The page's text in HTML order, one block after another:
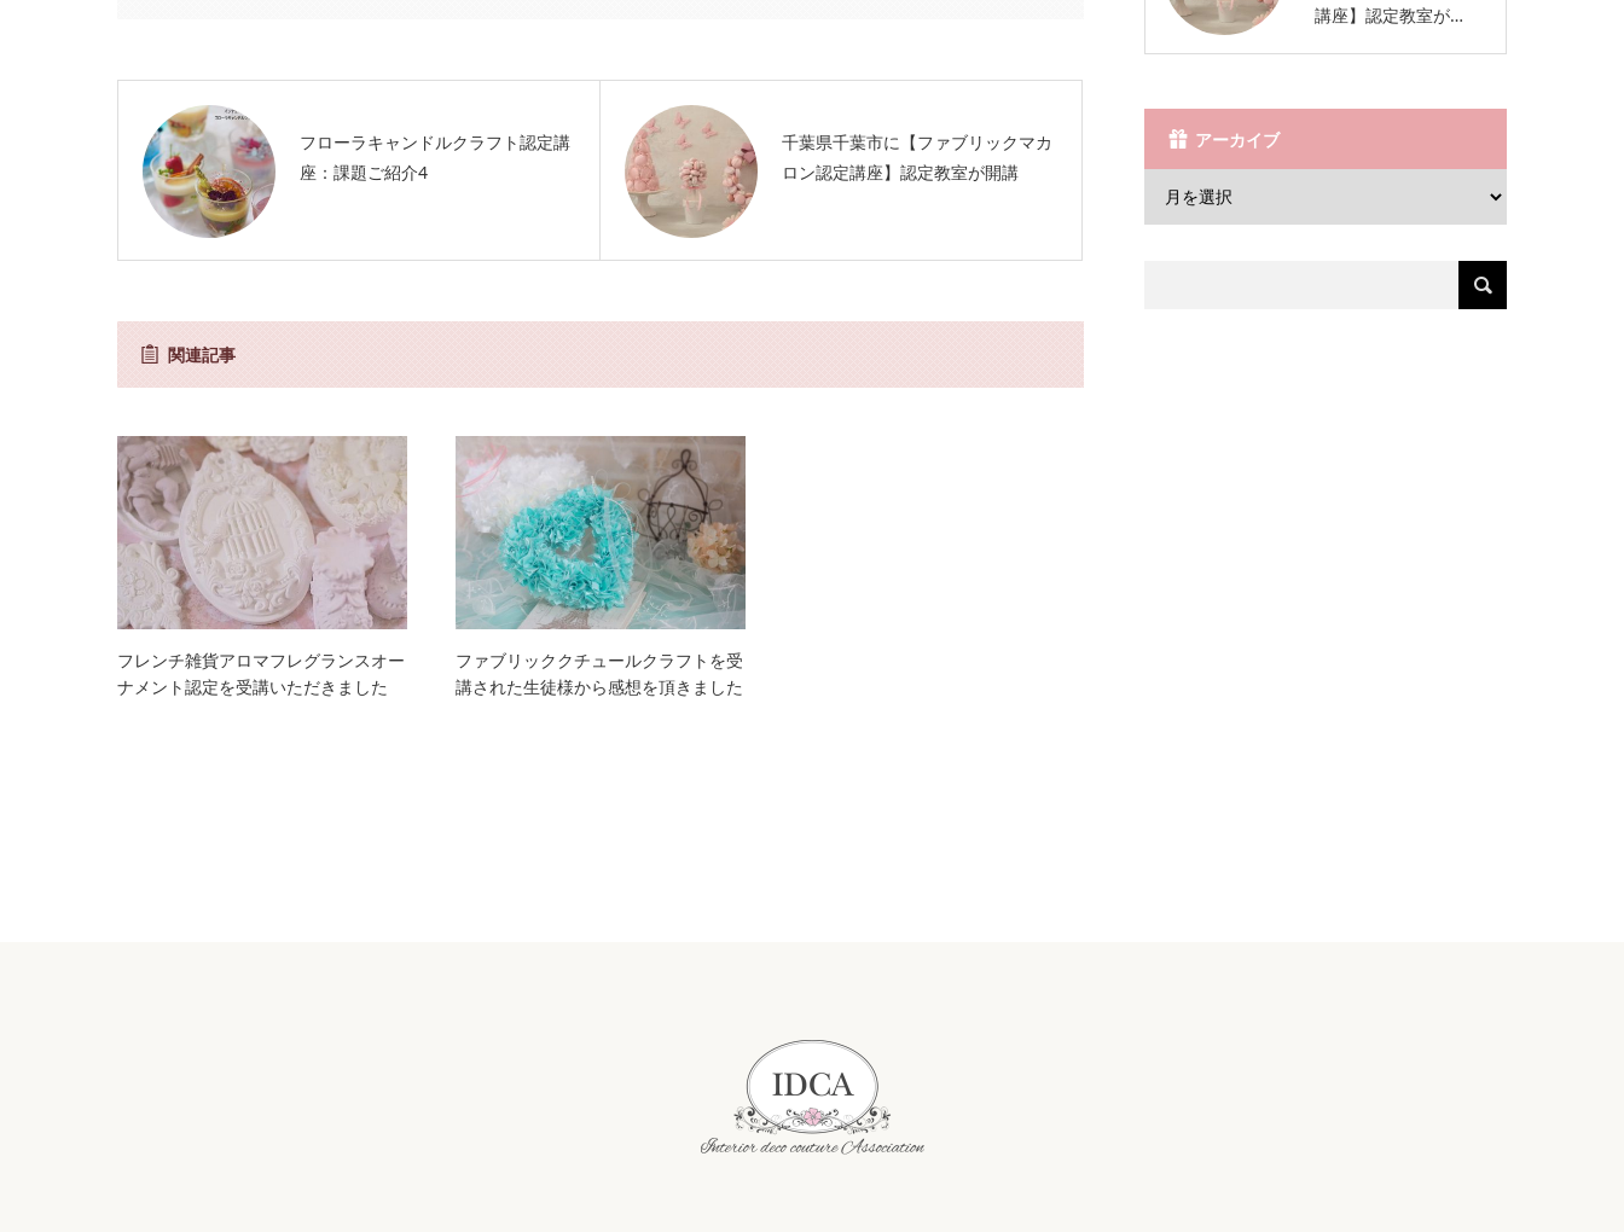
フローラキャンドルクラフト認定講
座：課題ご紹介4
千葉県千葉市に【ファブリックマカ
ロン認定講座】認定教室が開講
関連記事
フレンチ雑貨アロマフレグランスオー
ナメント認定を受講いただきました
ファブリッククチュールクラフトを受
講された生徒様から感想を頂きました
講座】認定教室が…
アーカイブ